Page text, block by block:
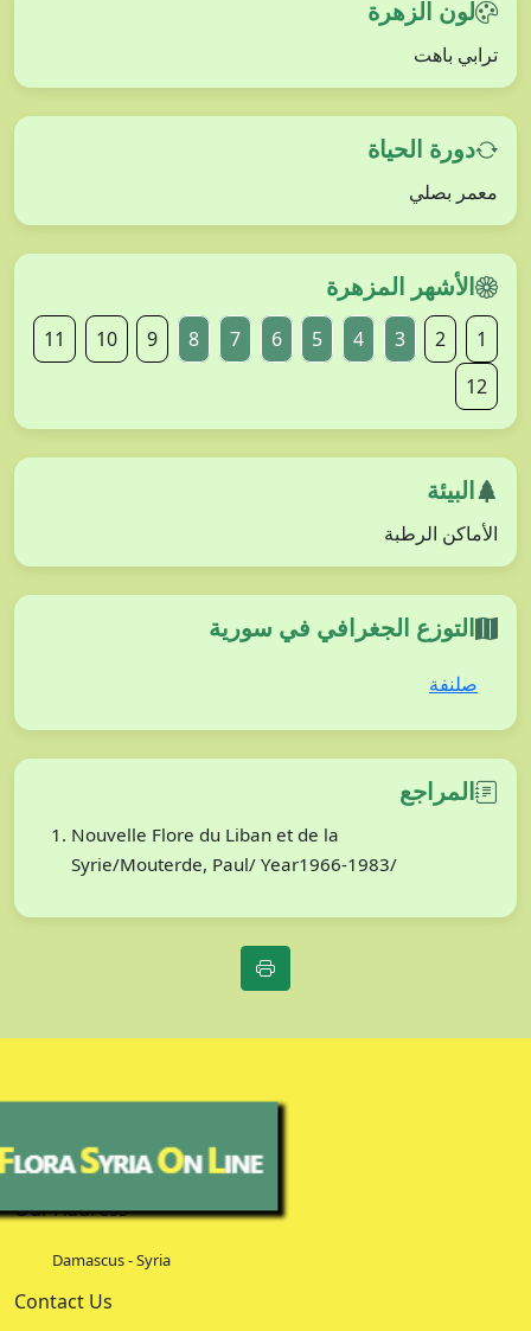
لون الزهرة
ترابي باهت
دورة الحياة
معمر بصلي
الأشهر المزهرة
1
2
3
4
5
6
7
8
9
10
11
12
البيئة
الأماكن الرطبة
التوزع الجغرافي في سورية
صلنفة
المراجع
Nouvelle Flore du Liban et de la
Syrie/Mouterde, Paul/ Year1966-1983/
Our Address
Damascus - Syria
Contact Us